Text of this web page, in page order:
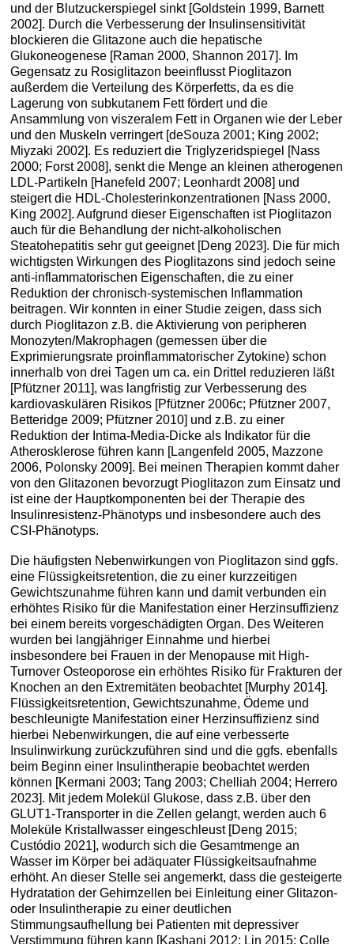
und der Blutzuckerspiegel sinkt [Goldstein 1999, Barnett
2002]. Durch die Verbesserung der Insulinsensitivität
blockieren die Glitazone auch die hepatische
Glukoneogenese [Raman 2000, Shannon 2017]. Im
Gegensatz zu Rosiglitazon beeinflusst Pioglitazon
außerdem die Verteilung des Körperfetts, da es die
Lagerung von subkutanem Fett fördert und die
Ansammlung von viszeralem Fett in Organen wie der Leber
und den Muskeln verringert [deSouza 2001; King 2002;
Miyzaki 2002]. Es reduziert die Triglyzeridspiegel [Nass
2000; Forst 2008], senkt die Menge an kleinen atherogenen
LDL-Partikeln [Hanefeld 2007; Leonhardt 2008] und
steigert die HDL-Cholesterinkonzentrationen [Nass 2000,
King 2002]. Aufgrund dieser Eigenschaften ist Pioglitazon
auch für die Behandlung der nicht-alkoholischen
Steatohepatitis sehr gut geeignet [Deng 2023]. Die für mich
wichtigsten Wirkungen des Pioglitazons sind jedoch seine
anti-inflammatorischen Eigenschaften, die zu einer
Reduktion der chronisch-systemischen Inflammation
beitragen. Wir konnten in einer Studie zeigen, dass sich
durch Pioglitazon z.B. die Aktivierung von peripheren
Monozyten/Makrophagen (gemessen über die
Exprimierungsrate proinflammatorischer Zytokine) schon
innerhalb von drei Tagen um ca. ein Drittel reduzieren läßt
[Pfützner 2011], was langfristig zur Verbesserung des
kardiovaskulären Risikos [Pfützner 2006c; Pfützner 2007,
Betteridge 2009; Pfützner 2010] und z.B. zu einer
Reduktion der Intima-Media-Dicke als Indikator für die
Atherosklerose führen kann [Langenfeld 2005, Mazzone
2006, Polonsky 2009]. Bei meinen Therapien kommt daher
von den Glitazonen bevorzugt Pioglitazon zum Einsatz und
ist eine der Hauptkomponenten bei der Therapie des
Insulinresistenz-Phänotyps und insbesondere auch des
CSI-Phänotyps.
Die häufigsten Nebenwirkungen von Pioglitazon sind ggfs.
eine Flüssigkeitsretention, die zu einer kurzzeitigen
Gewichtszunahme führen kann und damit verbunden ein
erhöhtes Risiko für die Manifestation einer Herzinsuffizienz
bei einem bereits vorgeschädigten Organ. Des Weiteren
wurden bei langjähriger Einnahme und hierbei
insbesondere bei Frauen in der Menopause mit High-
Turnover Osteoporose ein erhöhtes Risiko für Frakturen der
Knochen an den Extremitäten beobachtet [Murphy 2014].
Flüssigkeitsretention, Gewichtszunahme, Ödeme und
beschleunigte Manifestation einer Herzinsuffizienz sind
hierbei Nebenwirkungen, die auf eine verbesserte
Insulinwirkung zurückzuführen sind und die ggfs. ebenfalls
beim Beginn einer Insulintherapie beobachtet werden
können [Kermani 2003; Tang 2003; Chelliah 2004; Herrero
2023]. Mit jedem Molekül Glukose, dass z.B. über den
GLUT1-Transporter in die Zellen gelangt, werden auch 6
Moleküle Kristallwasser eingeschleust [Deng 2015;
Custódio 2021], wodurch sich die Gesamtmenge an
Wasser im Körper bei adäquater Flüssigkeitsaufnahme
erhöht. An dieser Stelle sei angemerkt, dass die gesteigerte
Hydratation der Gehirnzellen bei Einleitung einer Glitazon-
oder Insulintherapie zu einer deutlichen
Stimmungsaufhellung bei Patienten mit depressiver
Verstimmung führen kann [Kashani 2012; Lin 2015; Colle